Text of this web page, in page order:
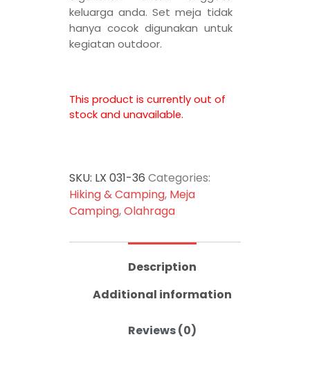
keluarga anda. Set meja tidak
hanya cocok digunakan untuk
kegiatan outdoor.
This product is currently out of
stock and unavailable.
SKU: LX 031-36 Categories:
Hiking & Camping, Meja
Camping,Olahraga
Description
Additional information
Reviews (0)